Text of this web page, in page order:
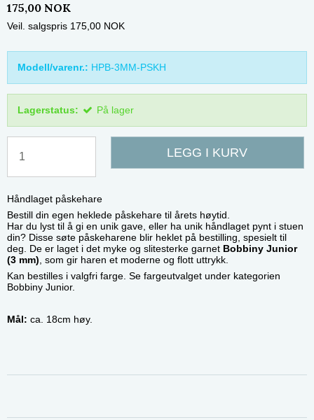
175,00 NOK
Veil. salgspris 175,00 NOK
Modell/varenr.: HPB-3MM-PSKH
Lagerstatus: På lager
LEGG I KURV
Håndlaget påskehare
Bestill din egen heklede påskehare til årets høytid.
Har du lyst til å gi en unik gave, eller ha unik håndlaget pynt i stuen
din? Disse søte påskeharene blir heklet på bestilling, spesielt til
deg. De er laget i det myke og slitesterke garnet Bobbiny Junior
(3 mm) , som gir haren et moderne og flott uttrykk.
Kan bestilles i valgfri farge. Se fargeutvalget under kategorien
Bobbiny Junior.
Mål: ca. 18cm høy.